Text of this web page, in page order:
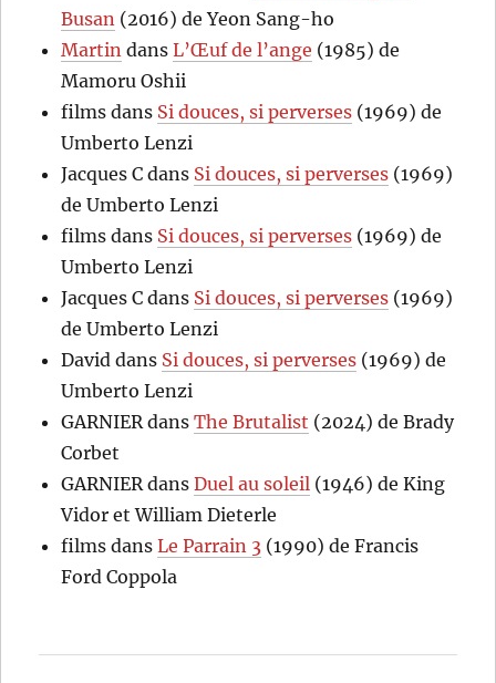
Busan (2016) de Yeon Sang-ho
Martin dansL’Œuf de l’ange (1985) de
Mamoru Oshii
films dans Si douces, si perverses (1969) de
Umberto Lenzi
Jacques C dans Si douces, si perverses (1969)
de Umberto Lenzi
films dans Si douces, si perverses (1969) de
Umberto Lenzi
Jacques C dans Si douces, si perverses (1969)
de Umberto Lenzi
David dans Si douces, si perverses (1969) de
Umberto Lenzi
GARNIER dansThe Brutalist (2024) de Brady
Corbet
GARNIER dansDuel au soleil (1946) de King
Vidor et William Dieterle
films dansLe Parrain 3 (1990) de Francis
Ford Coppola